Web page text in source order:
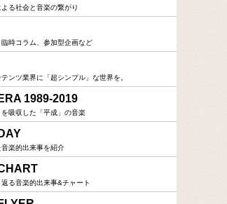
る社会と音楽の繋がり
時コラム、参加型企画など
ンツ業界に「超シンプル」な世界を。
1989-2019
吸収した「平成」の音楽
楽的出来事を紹介
る音楽的出来事&チャート